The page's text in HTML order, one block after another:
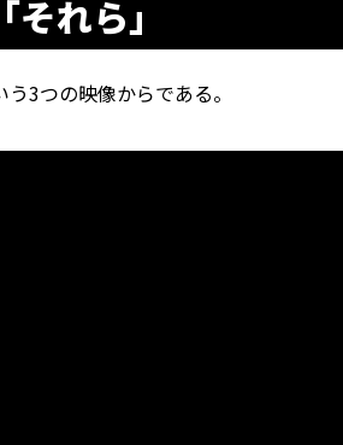
れら」
3つの映像からである。